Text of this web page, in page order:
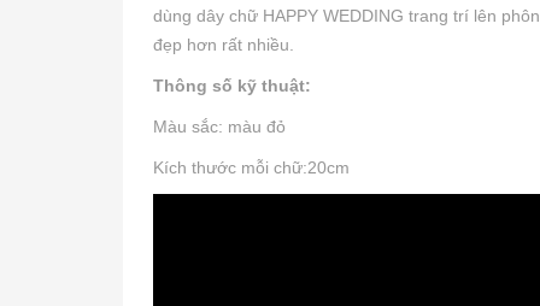
dùng dây chữ HAPPY WEDDING trang trí lên
đẹp hơn rất nhiều.
Thông số kỹ thuật:
Màu sắc: màu đỏ
Kích thước mỗi chữ:20cm